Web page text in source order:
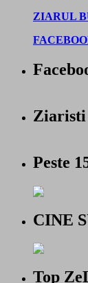
ZIARUL
Ziaristi
Peste
CINE
Top